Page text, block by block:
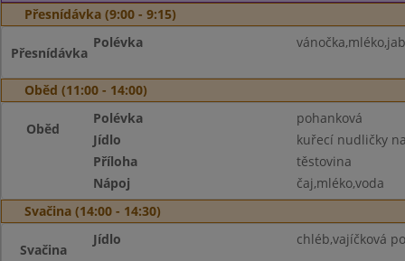
Přesnídávka (9:00 - 9:15)
Přesnídávka
Polévka
Oběd (11:00 - 14:00)
Oběd
Polévka
pohanková
Jídlo
kuřecí nudličky
Příloha
těstovina
Nápoj
čaj,mléko,voda
Svačina (14:00 - 14:30)
Svačina
Jídlo chléb,vajíčková